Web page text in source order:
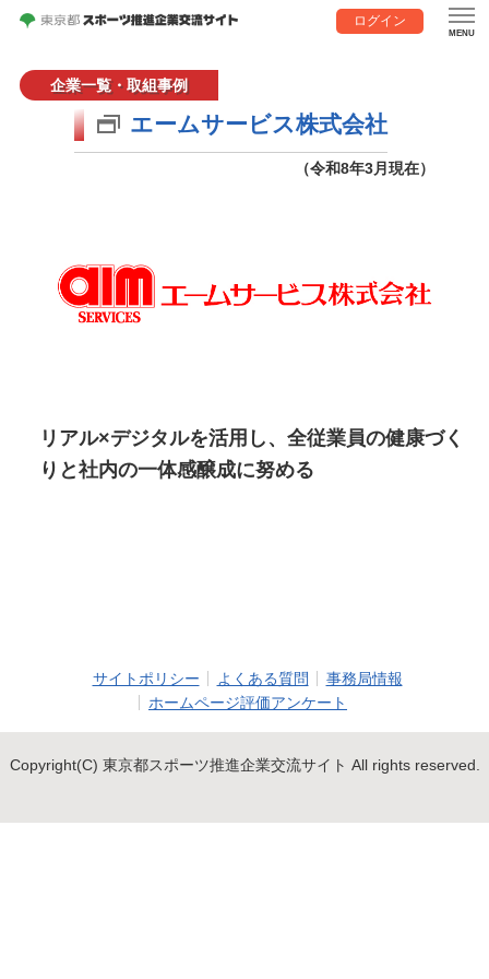
ログイン
企業一覧・取組事例
エームサービス株式会社
（令和8年3月現在）
リアル×デジタルを活用し、全従業員の健康づく
りと社内の一体感醸成に努める
サイトポリシー よくある質問
事務局情報
ホームページ評価アンケート
Copyright(C) 東京都スポーツ推進企業交流サイト All rights reserved.